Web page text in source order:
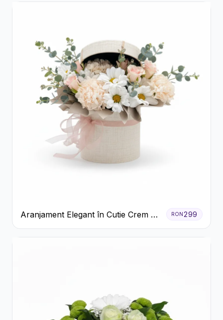
Aranjament Elegant în Cutie Crem cu
Crizanteme și Trandafiri
RON299